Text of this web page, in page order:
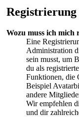
Wozu muss ich mich
Eine
Administration
sein musst, um
du als
Funktionen, die
Beispiel
andere
Wir empfehlen
und dir